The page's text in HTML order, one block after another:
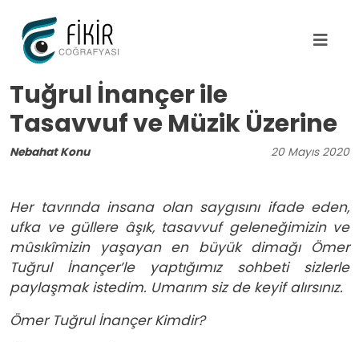
Tuğrul İnançer ile
Tasavvuf ve Müzik Üzerine
Nebahat Konu 20 Mayıs 2020
Her tavrında insana olan saygısını ifade eden,
ufka ve güllere âşık, tasavvuf geleneğimizin ve
mûsıkîmizin yaşayan en büyük dimağı Ömer
Tuğrul İnançer’le yaptığımız sohbeti sizlerle
paylaşmak istedim. Umarım siz de keyif alırsınız.
Ömer Tuğrul İnançer Kimdir?